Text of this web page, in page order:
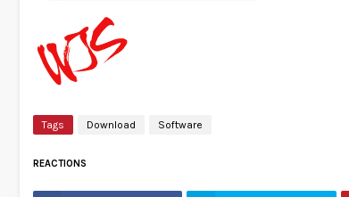
Tags Download Software
REACTIONS